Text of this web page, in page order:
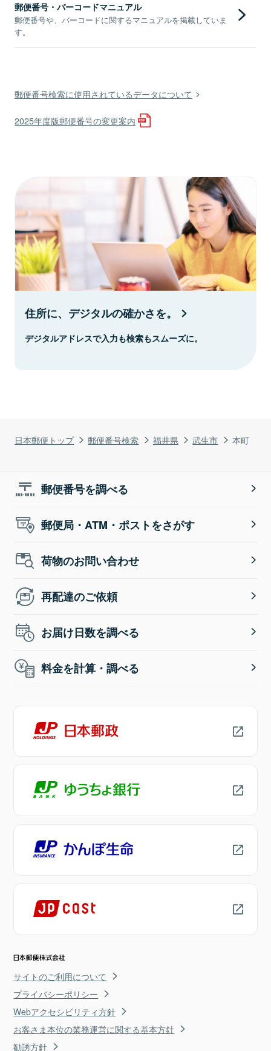
日本郵便トップ 郵便番号検索 福井県 武生市 本町
郵便番号・バーコードマニュアル
郵便番号や、バーコードに関するマニュアルを掲載していま
す。
郵便番号検索に使用されているデータについて
2025年度版郵便番号の変更案内
住所に、デジタルの確かさを。
デジタルアドレスで入力も検索もスムーズに。
郵便番号を調べる
郵便局・ATM・ポストをさがす
荷物のお問い合わせ
再配達のご依頼
お届け日数を調べる
料金を計算・調べる
サイトのご利用について
プライバシーポリシー
Webアクセシビリティ方針
お客さま本位の業務運営に関する基本方針
勧誘方針